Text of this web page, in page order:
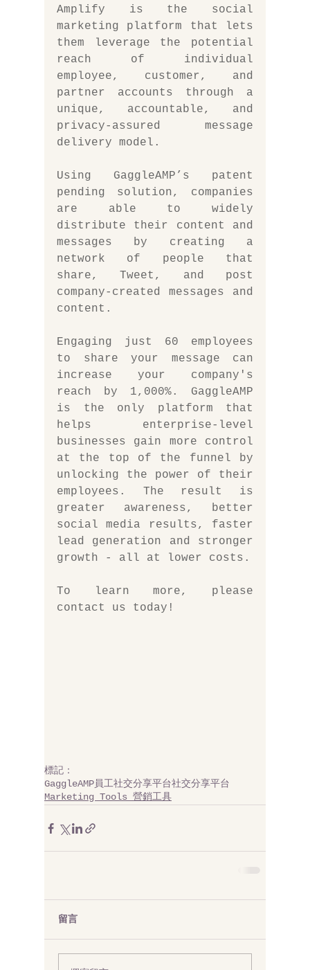
Amplify is the social
marketing platform that lets
them leverage the potential
reach of individual
employee, customer, and
partner accounts through a
unique, accountable, and
privacy-assured message
delivery model.
Using GaggleAMP’s patent
pending solution, companies
are able to widely
distribute their content and
messages by creating a
network of people that
share, Tweet, and post
company-created messages and
content.
Engaging just 60 employees
to share your message can
increase your company's
reach by 1,000%. GaggleAMP
is the only platform that
helps enterprise-level
businesses gain more control
at the top of the funnel by
unlocking the power of their
employees. The result is
greater awareness, better
social media results, faster
lead generation and stronger
To learn more, please
contact us today!
標記：
GaggleAMP員工社交分享平台社交分享平台
Marketing Tools 營銷工具
留言